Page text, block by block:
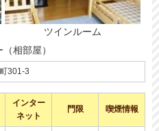
ツインルーム
相部屋）
301-3
インター
ネット
門限 喫煙情報